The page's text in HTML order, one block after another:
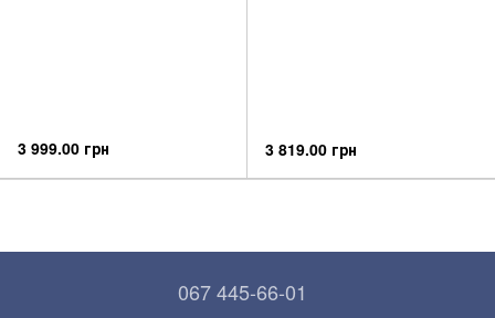
3 999.00 грн 3 819.00 грн
067 445-66-01